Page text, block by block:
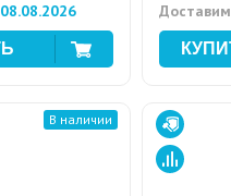
08.08.2026
В наличии